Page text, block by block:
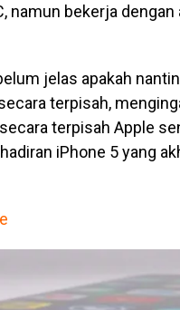
namun bekerja
jelas apakah
terpisah,
terpisah Apple
iPhone 5 yang